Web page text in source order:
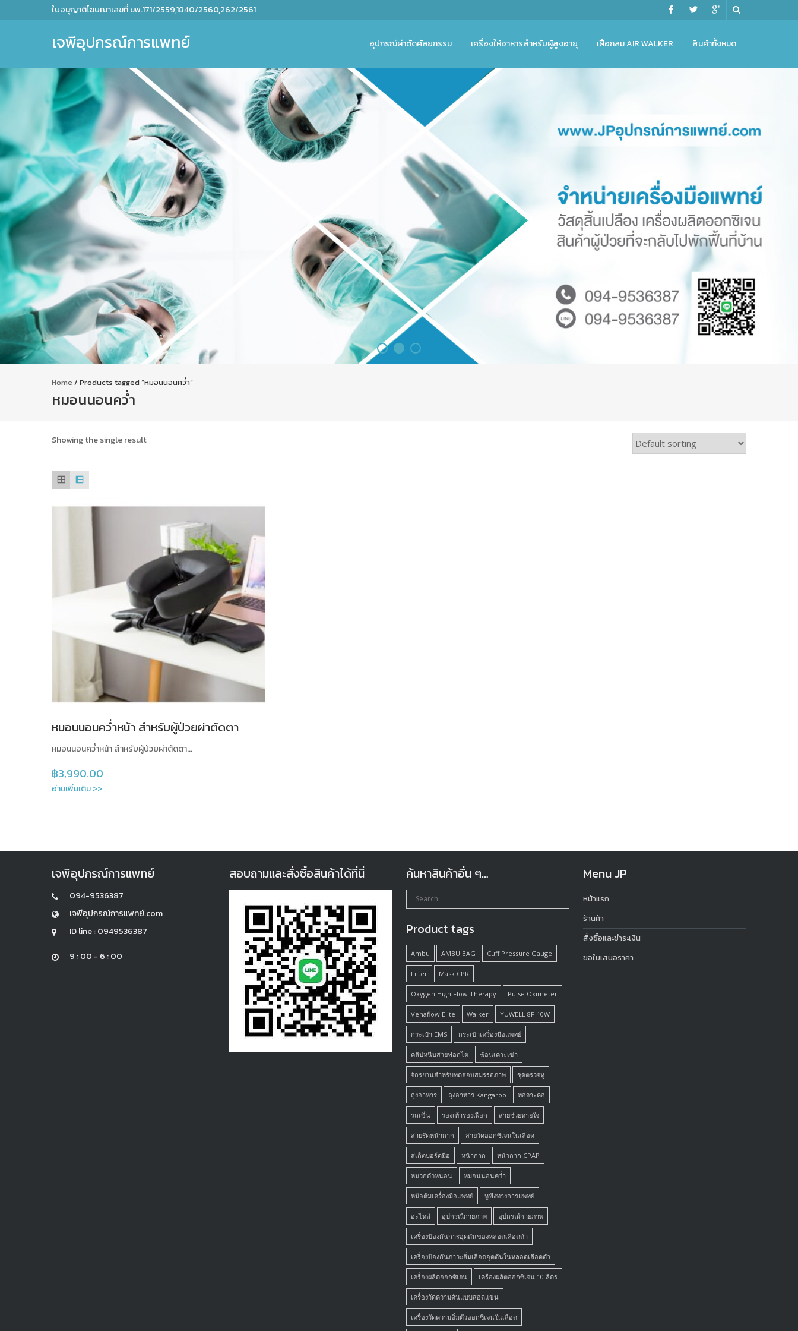
ใบอนุญาติโฆษณาเลขที่ ฆพ.171/2559,1840/2560,262/2561
เจพีอุปกรณ์การแพทย์ อุปกรณ์ผ่าตัดศัลยกรรม เครื่องให้อาหารสำหรับผู้สูงอายุ เฝือกลม AIR WALKER สินค้าทั้งหมด
Home / Products tagged “หมอนนอนคว่ำ”
หมอนนอนคว่ำ
Showing the single result
หมอนนอนคว่ำหน้า สำหรับผู้ป่วยผ่าตัดตา
หมอนนอนคว่ำหน้า สำหรับผู้ป่วยผ่าตัดตา...
฿3,990.00
อ่านเพิ่มเติม >>
เจพีอุปกรณ์การแพทย์
094-9536387
เจพีอุปกรณ์การแพทย์.com
ID line : 0949536387
9 : 00 - 6 : 00
สอบถามและสั่งซื้อสินค้าได้ที่นี่ ค้นหาสินค้าอื่น ๆ…
Product tags
Ambu AMBU BAG Cuff Pressure Gauge
Filter Mask CPR
Oxygen High Flow Therapy Pulse Oximeter
Venaflow Elite Walker YUWELL 8F-10W
กระเป๋า EMS กระเป๋าเครื่องมือแพทย์
คลิปหนีบสายฟอกไต ฆ้อนเคาะเข่า
จักรยานสำหรับทดสอบสมรรถภาพ ชุดตรวจหู
ถุงอาหาร ถุงอาหาร Kangaroo ท่อจาะคอ
รถเข็น รองเท้ารองเฝือก สายช่วยหายใจ
สายรัดหน้ากาก สายวัดออกซิเจนในเลือด
สเก็ตบอร์ดมือ หน้ากาก หน้ากาก CPAP
หมวกตัวหนอน หมอนนอนคว่ำ
หม้อต้มเครื่องมือแพทย์ หูฟังทางการแพทย์
อะไหล่ อุปกรณืกายภาพ อุปกรณ์กายภาพ
เครื่องป้องกันการอุดตันของหลอดเลือดดำ
เครื่องป้องกันภาวะลิ่มเลือดอุดตันในหลอดเลือดดำ
เครื่องผลิตออกซิเจน เครื่องผลิตออกซิเจน 10 ลิตร
เครื่องวัดความดันแบบสอดแขน
เครื่องวัดความอิ่มตัวออกซิเจนในเลือด
Menu JP
หน้าแรก
ร้านค้า
สั่งซื้อและชำระเงิน
ขอใบเสนอราคา